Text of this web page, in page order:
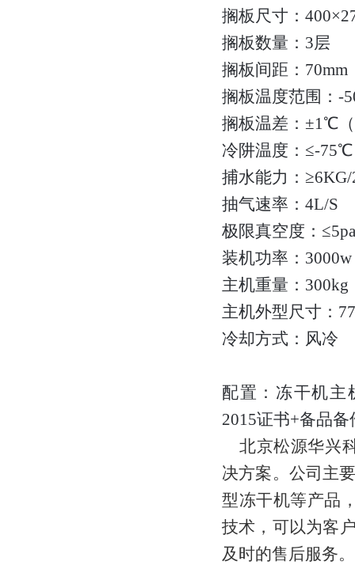
搁板尺寸：
搁板数量：3层
搁板间距：70mm
搁板温度范围：
搁板温差：±1℃
冷阱温度：≤-
捕水能力：≥6KG/
抽气速率：4L/S
极限真空度：
装机功率：3000w
主机重量：300kg
主机外型尺寸：
冷却方式：风冷
配置：冻干机主
2015证书+备品备
北京松源华兴
决方案。公司主
型冻干机等产品
技术，可以为客
及时的售后服务。